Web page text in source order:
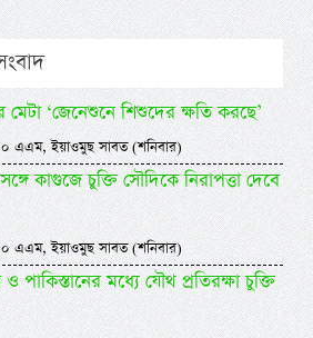
‘জেনেশুনে শিশুদের ক্ষতি করছে’
এএম, ইয়াওমুছ সাবত (শনিবার)
কাগুজে চুক্তি সৌদিকে নিরাপত্তা দেবে
এএম, ইয়াওমুছ সাবত (শনিবার)
মধ্যে যৌথ প্রতিরক্ষা চুক্তি